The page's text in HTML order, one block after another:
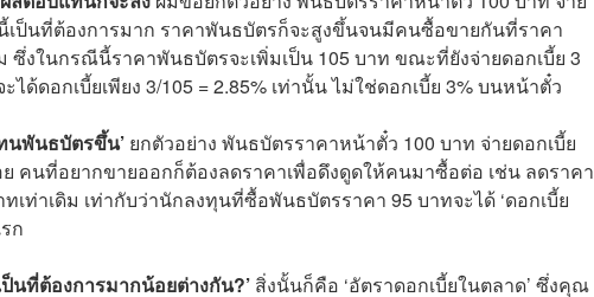
เป็นที่ต้องการมาก ราคาพันธบัตรก็จะสูงขึ้นจนมีคนซื้อขายกันที่ราคา
ซึ่งในกรณีนี้ราคาพันธบัตรจะเพิ่มเป็น 105 บาท ขณะที่ยังจ่ายดอกเบี้ย 3
ดอกเบี้ยเพียง 3/105 = 2.85% เท่านั้น ไม่ใช่ดอกเบี้ย 3% บนหน้าตั๋ว
นพันธบัตรขึ้น’ ยกตัวอย่าง พันธบัตรราคาหน้าตั๋ว 100 บาท จ่ายดอกเบี้ย
คนที่อยากขายออกก็ต้องลดราคาเพื่อดึงดูดให้คนมาซื้อต่อ เช่น ลดราคา
ท่าเดิม เท่ากับว่านักลงทุนที่ซื้อพันธบัตรราคา 95 บาทจะได้ ‘ดอกเบี้ย
ก
นที่ต้องการมากน้อยต่างกัน?’ สิ่งนั้นก็คือ ‘อัตราดอกเบี้ยในตลาด’ ซึ่งคุณ